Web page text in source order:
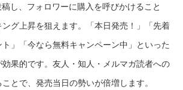
し、フォロワーに購入を呼びかけること
グ上昇を狙えます。「本日発売！」「先着
」「今なら無料キャンペーン中」といった
果的です。友人・知人・メルマガ読者への
とで、発売当日の勢いが倍増します。